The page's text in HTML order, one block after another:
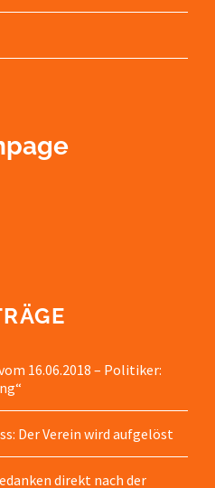
16.06.2018 – Politiker:
Der Verein wird aufgelöst
direkt nach der